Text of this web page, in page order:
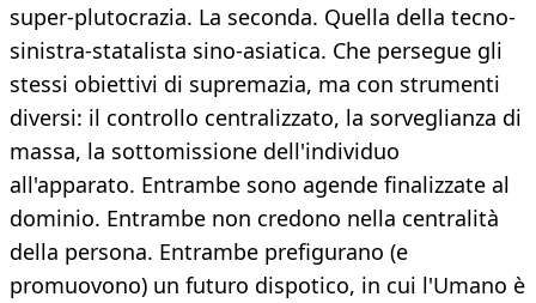
super-plutocrazia. La seconda. Quella della tecno-
sinistra-statalista sino-asiatica. Che persegue gli
stessi obiettivi di supremazia, ma con strumenti
diversi: il controllo centralizzato, la sorveglianza di
massa, la sottomissione dell'individuo
all'apparato. Entrambe sono agende finalizzate al
dominio. Entrambe non credono nella centralità
della persona. Entrambe prefigurano (e
promuovono) un futuro dispotico, in cui l'Umano è